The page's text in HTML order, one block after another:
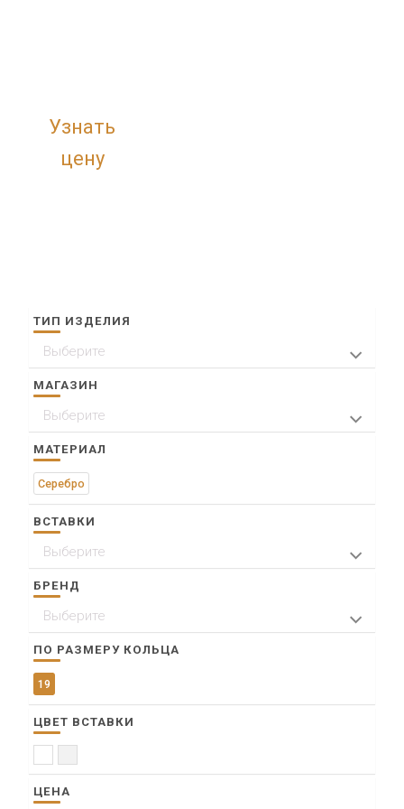
Узнать
цену
ТИП ИЗДЕЛИЯ
Выберите
Кольца
МАГАЗИН
Выберите
> Пр. им. газ. Красноярский рабочий 47, ТД
"Баджей"
МАТЕРИАЛ
Серебро
ВСТАВКИ
Выберите
Жемчуг
Фианит
БРЕНД
Выберите
SOKOLOV
ПО РАЗМЕРУ КОЛЬЦА
19
ЦВЕТ ВСТАВКИ
ЦЕНА